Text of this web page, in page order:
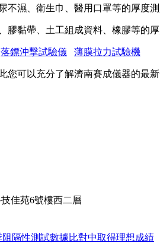
濕、衛生巾、醫用口罩等的厚度
黏帶、土工組成資料、橡膠等的
落鏢沖擊試驗儀 薄膜拉力試驗機
您可以充分了解濟南賽成儀器的最
佳苑6號樓西二層
阻隔性測試數據比對中取得理想成績